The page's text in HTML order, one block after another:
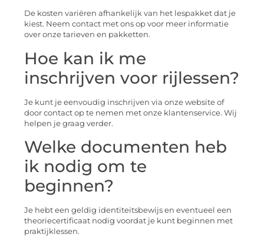
De kosten variëren afhankelijk van het lespakket dat je
kiest. Neem contact met ons op voor meer informatie
over onze tarieven en pakketten.
Hoe kan ik me
inschrijven voor rijlessen?
Je kunt je eenvoudig inschrijven via onze website of
door contact op te nemen met onze klantenservice. Wij
helpen je graag verder.
Welke documenten heb
ik nodig om te
beginnen?
Je hebt een geldig identiteitsbewijs en eventueel een
theoriecertificaat nodig voordat je kunt beginnen met
praktijklessen.